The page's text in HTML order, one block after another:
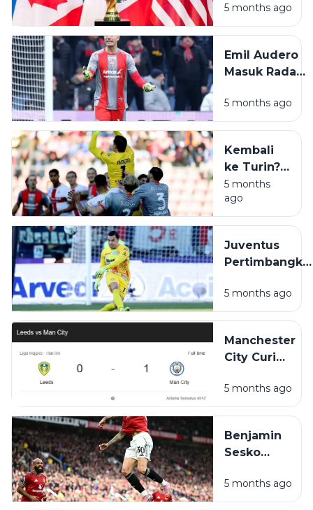
Piala Dunia
2026 Usai
AS–Iran
5 months ago
Emil Audero
Masuk Radar
tetapi Alisson
Lebih
Diunggulkan?
5 months ago
Kembali
ke Turin?
Emil
Audero
Berpotensi
Kontrak
Fantastis
Juventus
5 months
ago
Juventus
untuk Perkuat
Pos Kiper
5 months ago
Manchester
City Curi
di Elland
Road,
Arsenal
dalam
Gelar
5 months ago
Benjamin
Sesko
Bangku
Cadangan,
5 months ago